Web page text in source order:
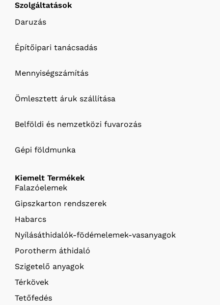
Szolgáltatások
Daruzás
Építőipari tanácsadás
Mennyiségszámítás
Ömlesztett áruk szállítása
Belföldi és nemzetközi fuvarozás
Gépi földmunka
Kiemelt Termékek
Falazóelemek
Gipszkarton rendszerek
Habarcs
Nyílásáthidalók-födémelemek-vasanyagok
Porotherm áthidaló
Szigetelő anyagok
Térkövek
Tetőfedés